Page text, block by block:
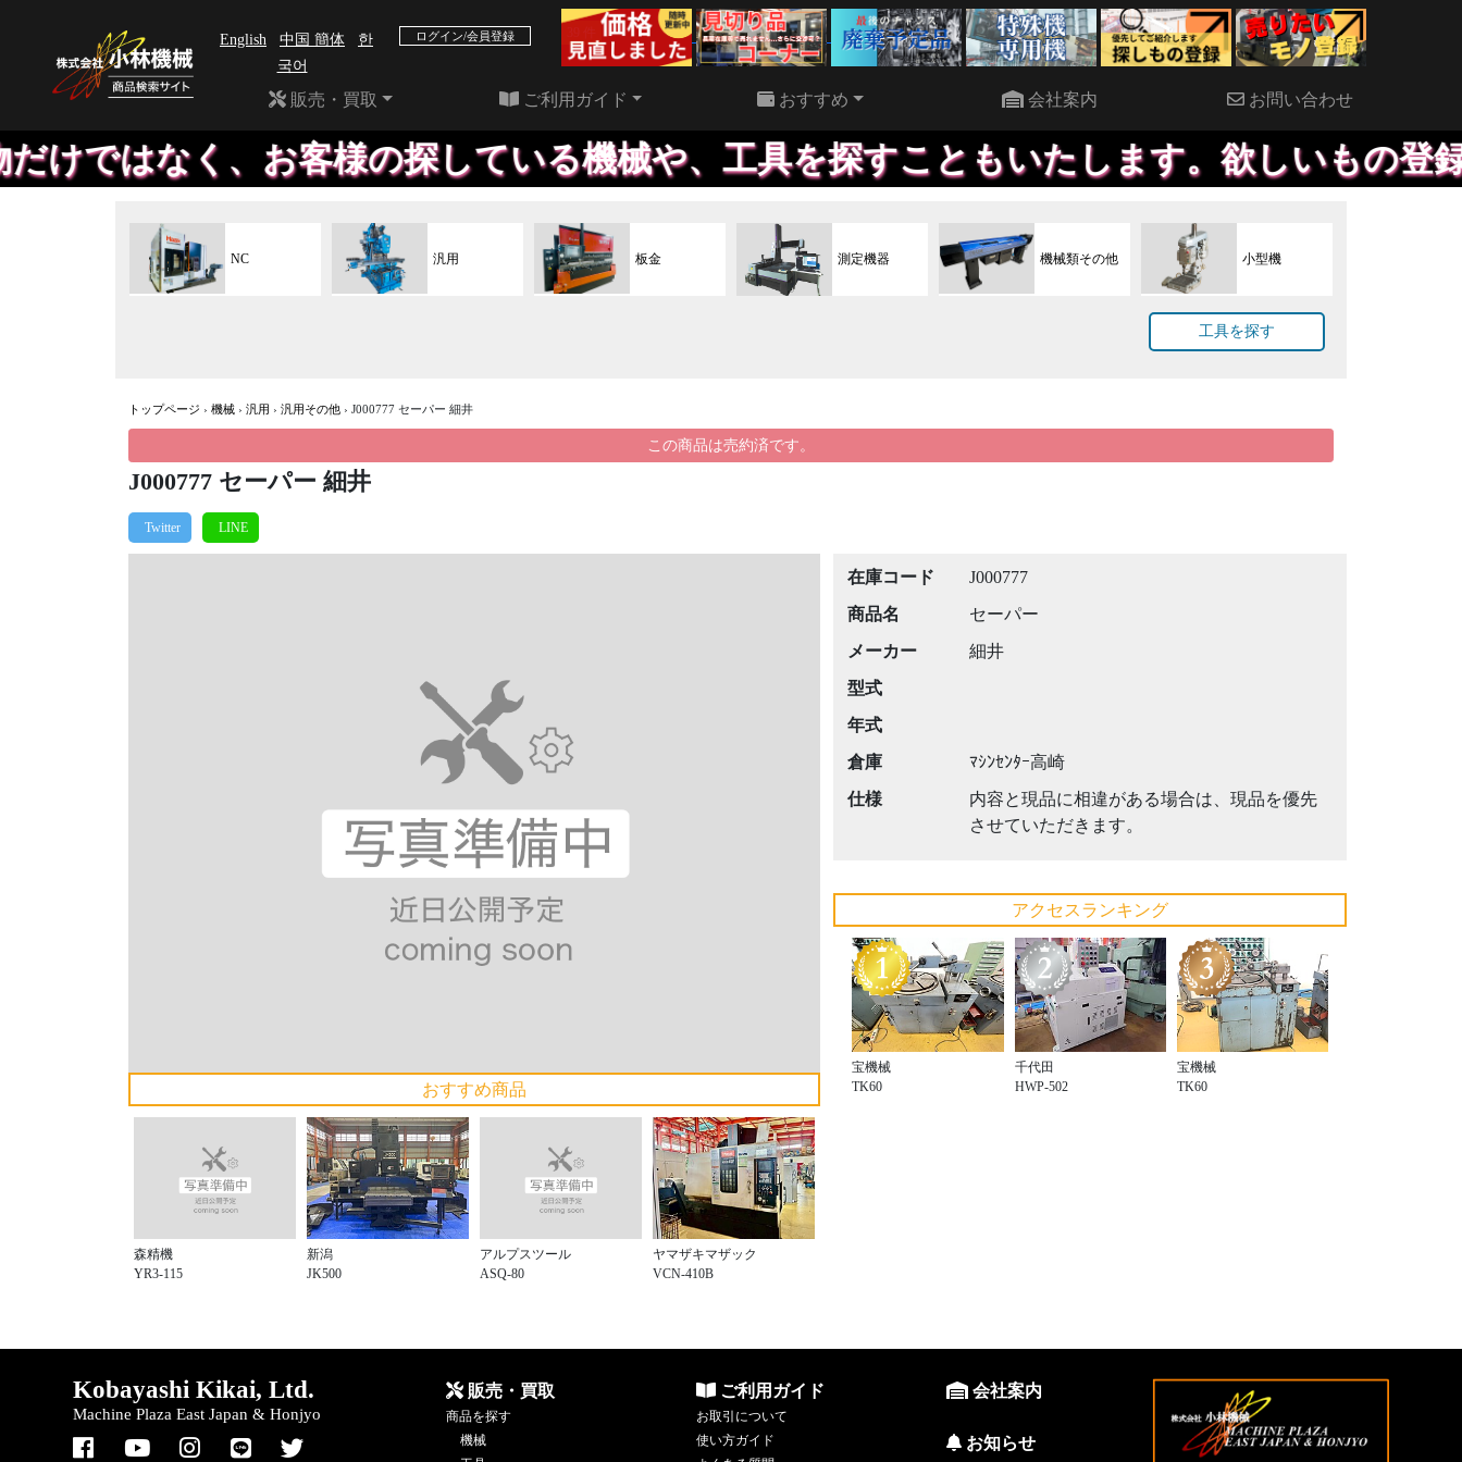
English 中国 簡体
한
국어
ログイン/会員登録 22 件
販売・買取 ご利用ガイド おすすめ 会社案内 お問い合わせ
く、お客様の探している機械や、工具を探すこともいたします。欲しいもの登録してい
NC 汎用 板金 測定機器 機械類その他 小型機
工具を探す
トップページ › 機械 › 汎用 › 汎用その他 › J000777 セーパー 細井
この商品は売約済です。
J000777 セーパー 細井
おすすめ商品
森精機
YR3-115
新潟
JK500
アルプスツール
ASQ-80
ヤマザキマザック
VCN-410B
在庫コード
J000777
商品名
セーパー
メーカー
細井
型式
年式
倉庫
ﾏｼﾝｾﾝﾀｰ高崎
仕様
内容と現品に相違がある場合は、現品を優先
させていただきます。
アクセスランキング
宝機械
TK60
千代田
HWP-502
宝機械
TK60
Kobayashi Kikai, Ltd.
Machine Plaza East Japan & Honjyo
販売・買取
商品を探す
機械
ご利用ガイド
お取引について
使い方ガイド
会社案内
お知らせ